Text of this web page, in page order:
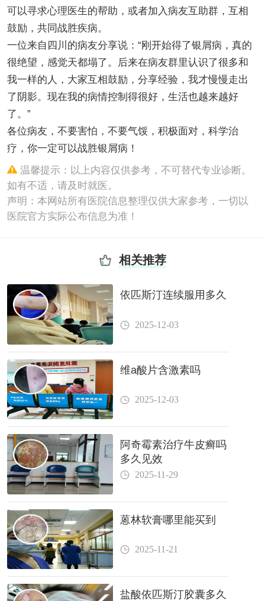
可以寻求心理医生的帮助，或者加入病友互助群，互相
鼓励，共同战胜疾病。
一位来自四川的病友分享说：“刚开始得了银屑病，真的
很绝望，感觉天都塌了。后来在病友群里认识了很多和
我一样的人，大家互相鼓励，分享经验，我才慢慢走出
了阴影。现在我的病情控制得很好，生活也越来越好
了。”
各位病友，不要害怕，不要气馁，积极面对，科学治
疗，你一定可以战胜银屑病！
温馨提示：以上内容仅供参考，不可替代专业诊断。
如有不适，请及时就医。
声明：本网站所有医院信息整理仅供大家参考，一切以
医院官方实际公布信息为准！
相关推荐
依匹斯汀连续服用多久
2025-12-03
维a酸片含激素吗
2025-12-03
阿奇霉素治疗牛皮癣吗
多久见效
2025-11-29
蒽林软膏哪里能买到
2025-11-21
盐酸依匹斯汀胶囊多久